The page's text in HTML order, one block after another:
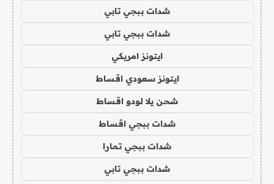
شدات ببجي تابي
شدات ببجي تابي
ايتونز امريكي
ايتونز سعودي اقساط
شحن يلا لودو اقساط
شدات ببجي اقساط
شدات ببجي تمارا
شدات ببجي تابي